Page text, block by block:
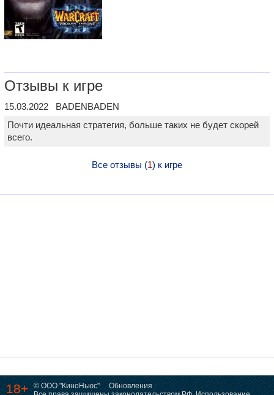
Отзывы к игре
15.03.2022 BADENBADEN
Почти идеальная стратегия, больше таких не будет скорей
всего.
Все отзывы (1) к игре
18+ © ООО "КиноНьюс"
Обновления